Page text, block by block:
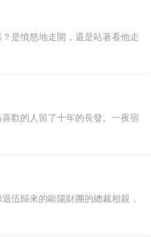
是憤怒地走開，還是站著看他走
歡的人留了十年的長發。一夜宿
伍歸來的歐陽財團的總裁相親，